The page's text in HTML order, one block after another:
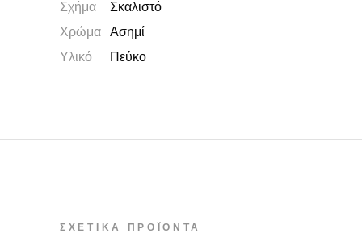
Σχήμα
Σκαλιστό
Χρώμα Ασημί
Υλικό
Πεύκο
ΣΧΕΤΙΚΆ ΠΡΟΪΌΝΤΑ